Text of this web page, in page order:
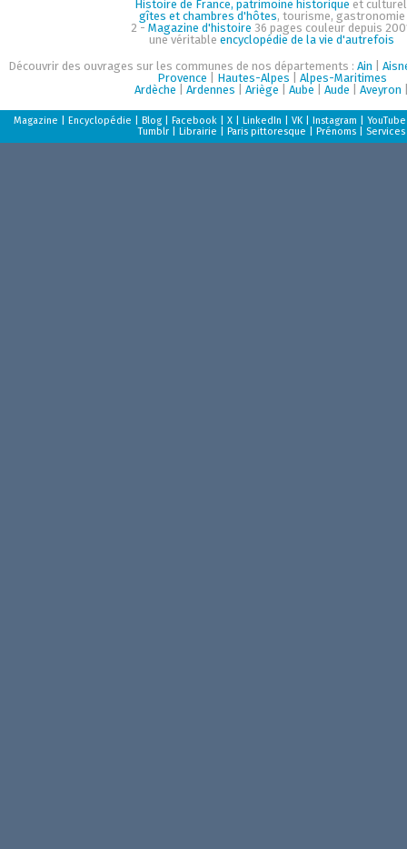
Histoire de France, patrimoine historique et
gîtes et chambres d'hôtes, tourisme, gastronomie
2 - Magazine d'histoire 36 pages couleur depuis
une véritableencyclopédie de la vie d'autrefois
Découvrir des ouvrages sur les communes de nos départements :Ain |
Provence
Hautes-Alpes
Alpes-Maritimes
Ardèche |Ardennes |Ariège |Aube |Aude |Aveyron
Magazine |Encyclopédie |Blog |Facebook |X |LinkedIn |VK |Instagram |YouTube
Tumblr |Librairie |Paris pittoresque |Prénoms Services